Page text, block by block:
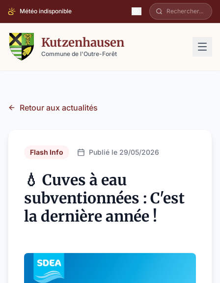
Météo indisponible
Kutzenhausen
Commune de l'Outre-Forêt
Retour aux actualités
Flash Info Publié le 29/05/2026
💧 Cuves à eau
subventionnées : C'est
la dernière année !